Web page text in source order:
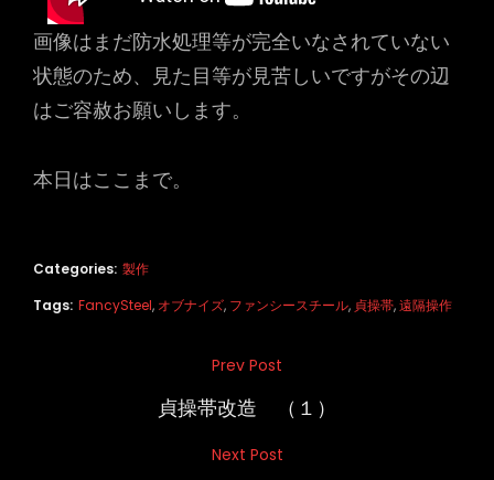
画像はまだ防水処理等が完全いなされていない
状態のため、見た目等が見苦しいですがその辺
はご容赦お願いします。
本日はここまで。
Categories: 製作
Tags: FancySteel, オブナイズ, ファンシースチール, 貞操帯,遠隔操作
Prev Post
貞操帯改造 （１）
Next Post